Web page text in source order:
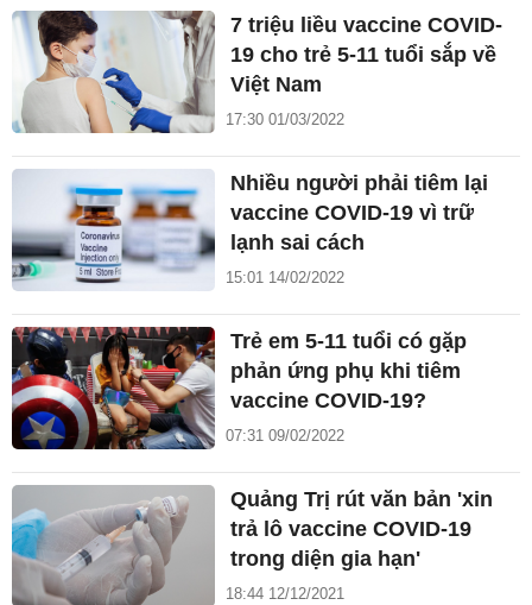
7 triệu liều vaccine COVID-
19 cho trẻ 5-11 tuổi sắp về
Việt Nam
17:30 01/03/2022
Nhiều người phải tiêm lại
vaccine COVID-19 vì trữ
lạnh sai cách
15:01 14/02/2022
Trẻ em 5-11 tuổi có gặp
phản ứng phụ khi tiêm
vaccine COVID-19?
07:31 09/02/2022
Quảng Trị rút văn bản 'xin
trả lô vaccine COVID-19
trong diện gia hạn'
18:44 12/12/2021